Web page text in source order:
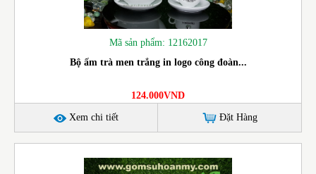
Mã sản phẩm: 12162017
Bộ ấm trà men trắng in logo công đoàn...
124.000VND
Xem chi tiết Đặt Hàng